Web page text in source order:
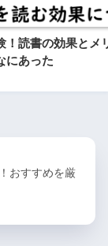
！読書の効果とメ
にあった
おすすめを厳